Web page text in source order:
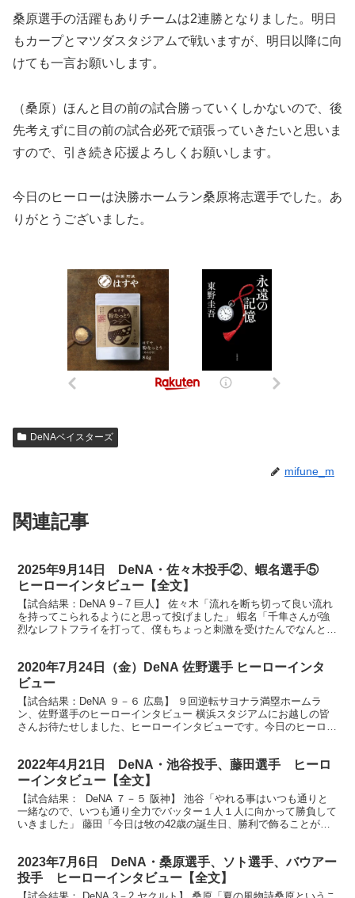
桑原選手の活躍もありチームは2連勝となりました。明日
もカープとマツダスタジアムで戦いますが、明日以降に向
けても一言お願いします。
（桑原）ほんと目の前の試合勝っていくしかないので、後
先考えずに目の前の試合必死で頑張っていきたいと思いま
すので、引き続き応援よろしくお願いします。
今日のヒーローは決勝ホームラン桑原将志選手でした。あ
りがとうございました。
DeNAベイスターズ
mifune_m
関連記事
2025年9月14日 DeNA・佐々木投手②、蝦名選手⑤
ヒーローインタビュー【全文】
【試合結果：DeNA 9－7 巨人】 佐々木「流れを断ち切って良い流れ
を持ってこられるようにと思って投げました」 蝦名「千隼さんが強
烈なレフトフライを打って、僕もちょっと刺激を受けたんでなんとし
2020年7月24日（金）DeNA 佐野選手 ヒーローインタ
ビュー
【試合結果：DeNA ９－６ 広島】 ９回逆転サヨナラ満塁ホームラ
ン、佐野選手のヒーローインタビュー 横浜スタジアムにお越しの皆
さんお待たせしました、ヒーローインタビューです。今日のヒーロー
2022年4月21日 DeNA・池谷投手、藤田選手 ヒーロ
ーインタビュー【全文】
【試合結果： DeNA ７－５ 阪神】 池谷「やれる事はいつも通りと
一緒なので、いつも通り全力でバッター１人１人に向かって勝負して
いきました」 藤田「今日は牧の42歳の誕生日、勝利で飾ることがで
2023年7月6日 DeNA・桑原選手、ソト選手、バウアー
投手 ヒーローインタビュー【全文】